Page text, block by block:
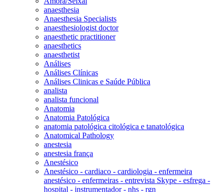
anaesthesia
Anaesthesia Specialists
anaesthesiologist doctor
anaesthetic practitioner
anaesthetics
anaesthetist
Análises
Análises Clínicas
Análises Clinicas e Saúde Pública
analista
analista funcional
Anatomia
Anatomia Patológica
anatomia patológica citológica e tanatológica
Anatomical Pathology
anestesia
anestesia frança
Anestésico
Anestésico - cardiaco - cardiologia - enfermeira
anestésico - enfermeiras - entrevista Skype - esfrega -
hospital - instrumentador - nhs - rgn